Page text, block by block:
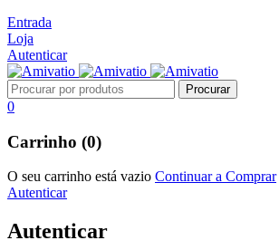
Entrada
Loja
Autenticar
0
Carrinho (0)
O seu carrinho está vazio Continuar a Comprar
Autenticar
Autenticar